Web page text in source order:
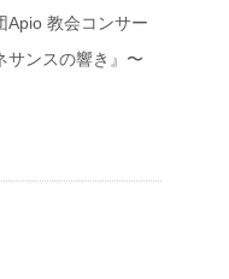
Apio 教会コンサー
サンスの響き』〜